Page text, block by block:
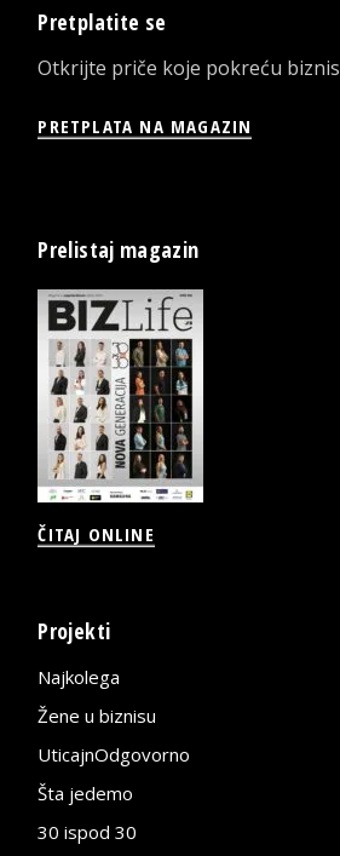
Pretplatite se
Otkrijte priče koje pokreću biznis
PRETPLATA NA MAGAZIN
Prelistaj magazin
ČITAJ ONLINE
Projekti
Najkolega
Žene u biznisu
UticajnOdgovorno
Šta jedemo
30 ispod 30